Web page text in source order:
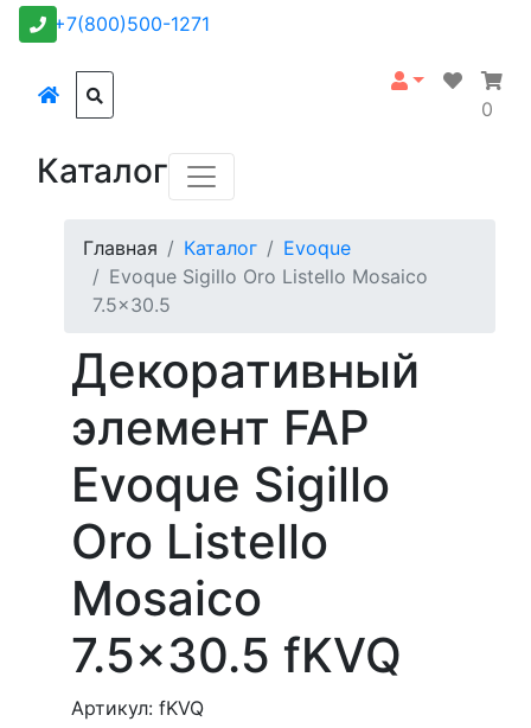
+7(800)500-1271
0
Каталог
Главная Каталог
Evoque
Evoque Sigillo Oro Listello Mosaico
7.5x30.5
Декоративный
элемент FAP
Evoque Sigillo
Oro Listello
Mosaico
7.5x30.5 fKVQ
Артикул: fKVQ